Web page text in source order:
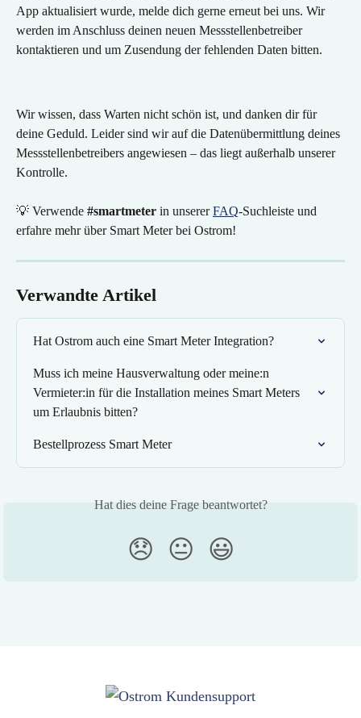
App aktualisiert wurde, melde dich gerne erneut bei uns. Wir
werden im Anschluss deinen neuen Messstellenbetreiber
kontaktieren und um Zusendung der fehlenden Daten bitten.
Wir wissen, dass Warten nicht schön ist, und danken dir für
deine Geduld. Leider sind wir auf die Datenübermittlung deines
Messstellenbetreibers angewiesen – das liegt außerhalb unserer
Kontrolle.
💡 Verwende #smartmeter in unserer FAQ-Suchleiste und
erfahre mehr über Smart Meter bei Ostrom!
Verwandte Artikel
Hat Ostrom auch eine Smart Meter Integration?
Muss ich meine Hausverwaltung oder meine:n
Vermieter:in für die Installation meines Smart Meters
um Erlaubnis bitten?
Bestellprozess Smart Meter
Hat dies deine Frage beantwortet?
😞 😐 😃